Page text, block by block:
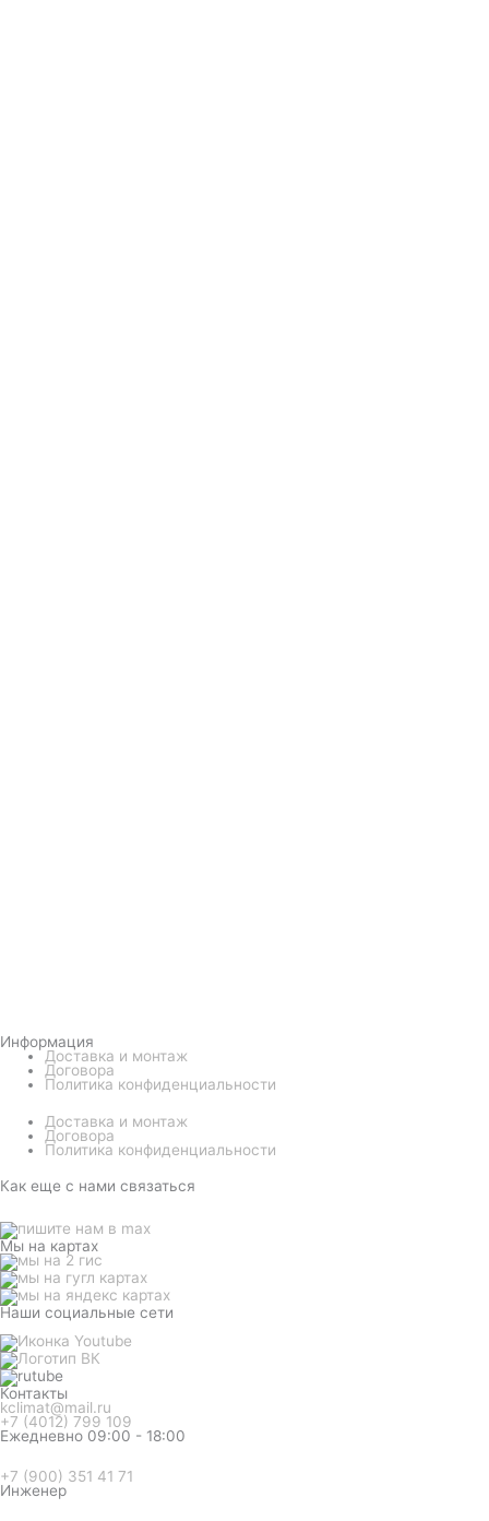
Информация
Доставка и монтаж
Договора
Политика конфиденциальности
Доставка и монтаж
Договора
Политика конфиденциальности
Как еще с нами связаться
Мы на картах
Наши социальные сети
Контакты
kclimat@mail.ru
+7 (4012) 799 109
Ежедневно 09:00 - 18:00
+7 (900) 351 41 71
Инженер